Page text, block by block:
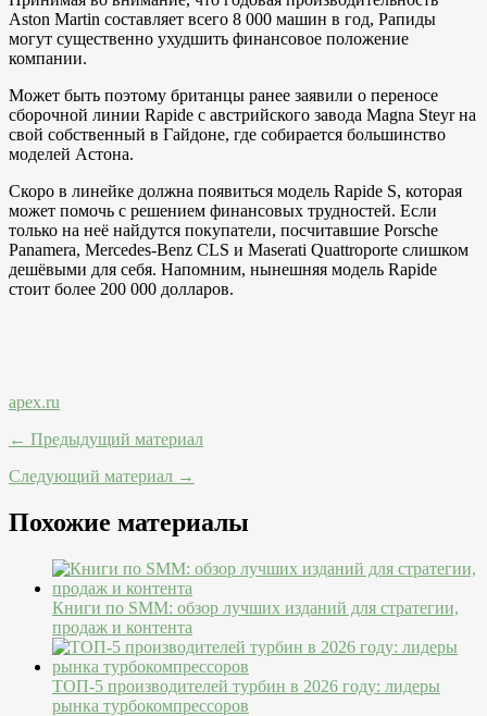
Aston Martin составляет всего 8 000 машин в год, Рапиды
могут существенно ухудшить финансовое положение
компании.
Может быть поэтому британцы ранее заявили о переносе
сборочной линии Rapide с австрийского завода Magna Steyr на
свой собственный в Гайдоне, где собирается большинство
моделей Астона.
Скоро в линейке должна появиться модель Rapide S, которая
может помочь с решением финансовых трудностей. Если
только на неё найдутся покупатели, посчитавшие Porsche
Panamera, Mercedes-Benz CLS и Maserati Quattroporte слишком
дешёвыми для себя. Напомним, нынешняя модель Rapide
стоит более 200 000 долларов.
apex.ru
← Предыдущий материал
Следующий материал →
Похожие материалы
Книги по SMM: обзор лучших изданий для стратегии,
продаж и контента
ТОП-5 производителей турбин в 2026 году: лидеры
рынка турбокомпрессоров